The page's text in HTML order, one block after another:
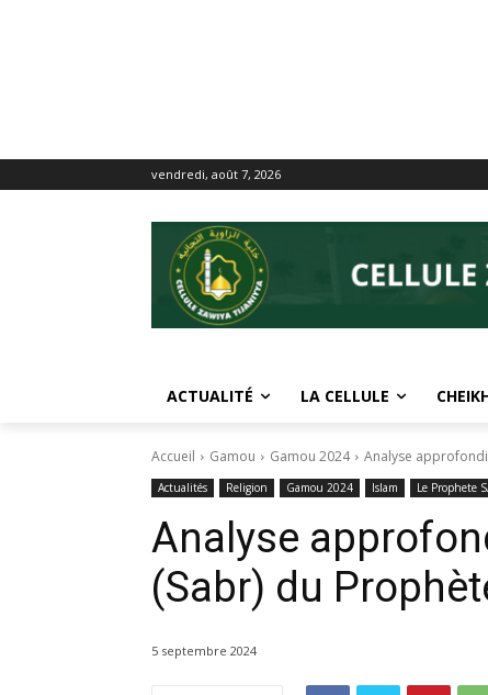
vendredi, août 7, 2026
ACTUALITÉ LA CELLULE
Accueil Gamou Gamou 2024
Actualités Religion Gamou 2024 Islam Le Prophete
Analyse
5 septembre 2024